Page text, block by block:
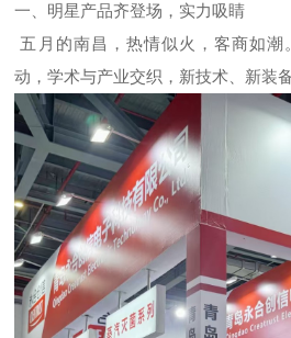
一、明星产品齐登场，实力吸睛
五月的南昌，热情似火，客商如
动，学术与产业交织，新技术、新装